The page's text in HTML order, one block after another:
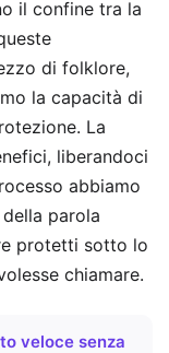
il confine tra la
di folklore,
la capacità di
La
liberandoci
abbiamo
parola
protetti sotto lo
chiamare.
veloce senza